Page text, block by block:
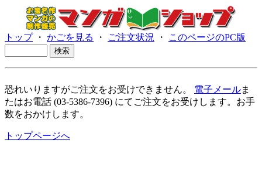
トップ・ かごを見る ・ ご注文状況 ・ このページのPC版
恐れいりますがご注文をお受けできません。 電子メールま
たはお電話 (03-5386-7396) にてご注文をお受けします。お手
数をおかけします。
トップページへ